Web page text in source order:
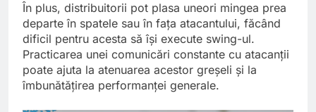
În plus, distribuitorii pot plasa uneori mingea prea
departe în spatele sau în fața atacantului, făcând
dificil pentru acesta să își execute swing-ul.
Practicarea unei comunicări constante cu atacanții
poate ajuta la atenuarea acestor greșeli și la
îmbunătățirea performanței generale.